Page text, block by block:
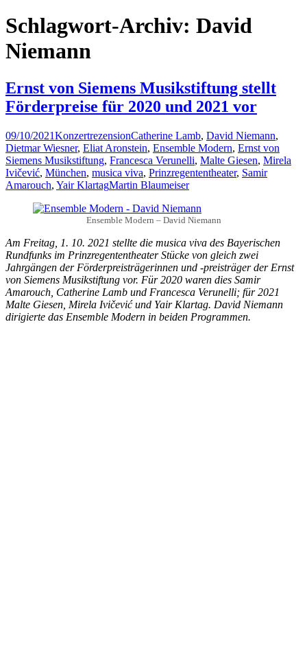
Schlagwort-Archiv: David
Niemann
Ernst von Siemens Musikstiftung stellt
Förderpreise für 2020 und 2021 vor
09/10/2021KonzertrezensionCatherine Lamb, David Niemann,
Dietmar Wiesner, Eliat Aronstein, Ensemble Modern, Ernst von
Siemens Musikstiftung, Francesca Verunelli, Malte Giesen, Mirela
Ivičević, München, musica viva, Prinzregententheater, Samir
Amarouch, Yair KlartagMartin Blaumeiser
Ensemble Modern – David Niemann
Am Freitag, 1. 10. 2021 stellte die musica viva des Bayerischen
Rundfunks im Prinzregententheater Stücke von gleich zwei
Jahrgängen der Förderpreisträgerinnen und -preisträger der Ernst
von Siemens Musikstiftung vor. Für 2020 waren dies Samir
Amarouch, Catherine Lamb und Francesca Verunelli; für 2021
Malte Giesen, Mirela Ivičević und Yair Klartag. David Niemann
dirigierte das Ensemble Modern in beiden Programmen.